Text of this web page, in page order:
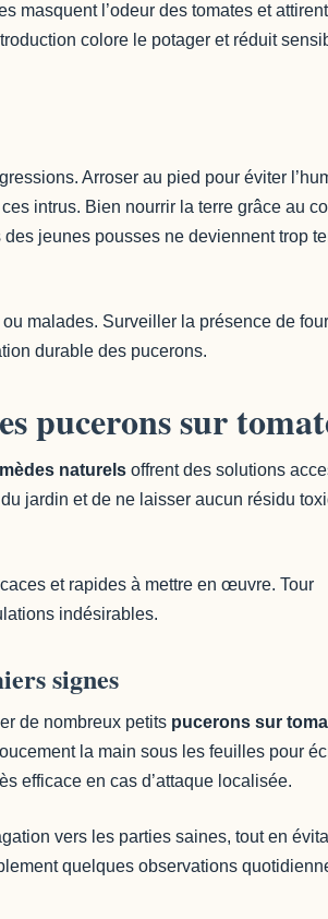
masquent l’odeur des tomates et
colore le potager et réduit
Arroser au pied pour éviter
intrus. Bien nourrir la terre grâce au
jeunes pousses ne deviennent trop
malades. Surveiller la présence de
durable des pucerons.
pucerons sur
naturels offrent des solutions
jardin et de ne laisser aucun résidu
et rapides à mettre en œuvre. Tour
indésirables.
signes
de nombreux petits pucerons sur
la main sous les feuilles pour
efficace en cas d’attaque localisée.
vers les parties saines, tout en
quelques observations